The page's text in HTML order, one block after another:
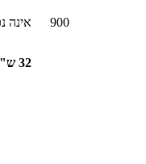
900 אינה
32 ש"ס